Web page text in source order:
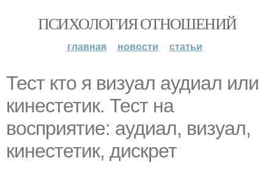
ПСИХОЛОГИЯ ОТНОШЕНИЙ
главная новости статьи
Тест кто я визуал аудиал или
кинестетик. Тест на
восприятие: аудиал, визуал,
кинестетик, дискрет